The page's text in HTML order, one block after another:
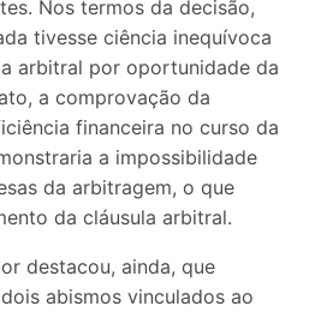
Nos termos da decisão,
tivesse ciência inequívoca
arbitral por oportunidade da
a comprovação da
financeira no curso da
a impossibilidade
da arbitragem, o que
da cláusula arbitral.
destacou, ainda, que
abismos vinculados ao